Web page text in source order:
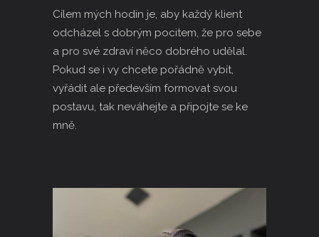
Cílem mých hodin je, aby každý klient
odcházel s dobrým pocitem, že pro sebe
a pro své zdraví něco dobrého udělal.
Pokud se i vy chcete pořádně vybít,
vyřádit ale především formovat svou
postavu, tak neváhejte a připojte se ke
mně.